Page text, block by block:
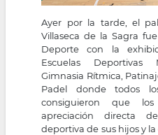
Ayer por la tarde, el
Villaseca de la Sagra
Deporte con la
Escuelas Deportivas
Gimnasia Rítmica,
Padel donde todos
consiguieron que
apreciación directa
deportiva de sus hijos y